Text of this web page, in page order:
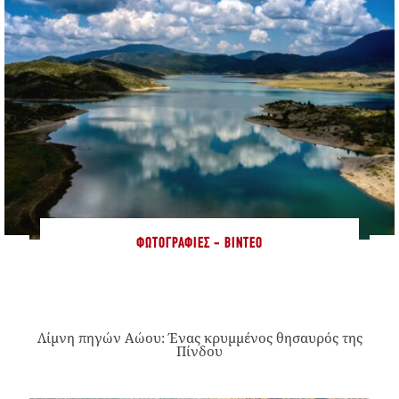
ΦΩΤΟΓΡΑΦΊΕΣ - ΒΊΝΤΕΟ
Λίμνη πηγών Αώου: Ένας κρυμμένος θησαυρός της
Πίνδου